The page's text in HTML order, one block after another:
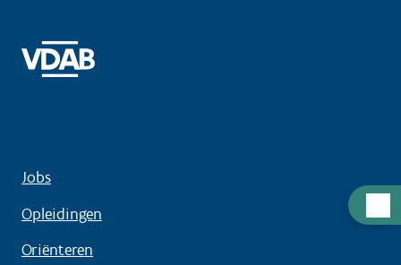
Jobs
Opleidingen
Oriënteren